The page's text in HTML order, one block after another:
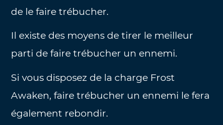
de le faire trébucher.
Il existe des moyens de tirer le meilleur
parti de faire trébucher un ennemi.
Si vous disposez de la charge Frost
Awaken, faire trébucher un ennemi le fera
également rebondir.